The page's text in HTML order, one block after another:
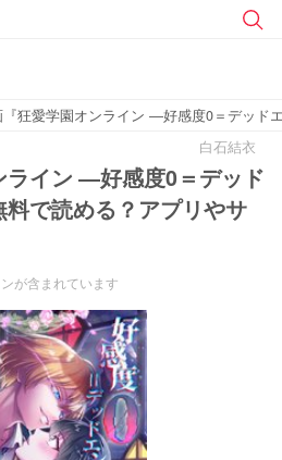
『狂愛学園オンライン ―好感度0＝デッド
白石結衣
ライン ―好感度0＝デッド
で読める？アプリやサ
が含まれています